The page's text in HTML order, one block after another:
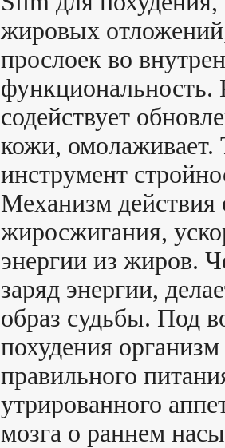
жировых
прослоек во
функциональность.
содействует
кожи,
инструмент
Механизм действия
жиросжигания,
энергии из жиров.
заряд энергии,
образ судьбы. Под
похудения
правильного
утрированного
мозга о раннем